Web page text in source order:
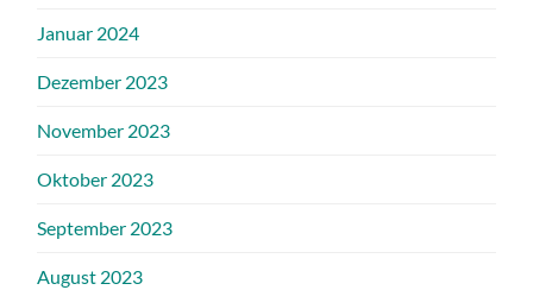
Januar 2024
Dezember 2023
November 2023
Oktober 2023
September 2023
August 2023